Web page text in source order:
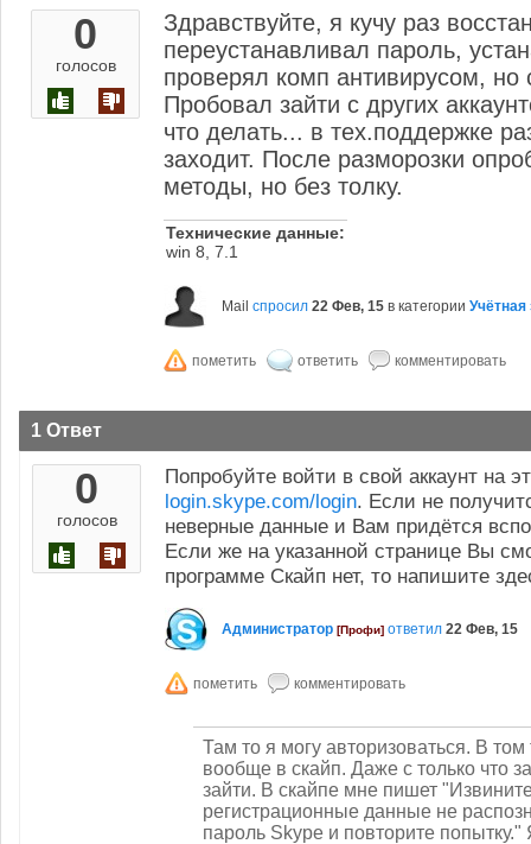
0
голосов
Здравствуйте, я кучу раз
переустанавливал пароль,
проверял комп антивирусом, но
Пробовал зайти с других
что делать... в тех.поддержке
заходит. После разморозки
методы, но без толку.
Технические данные:
win 8, 7.1
Mail спросил 22 Фев, 15 в категории Учётная
1 Ответ
0
голосов
Попробуйте войти в свой аккаунт на
login.skype.com/login. Если не
неверные данные и Вам придётся
Если же на указанной странице Вы
программе Скайп нет, то напишите
Администратор [Профи] ответил 22 Фев, 15
Там то я могу авторизоваться. В
вообще в скайп. Даже с только что
зайти. В скайпе мне пишет
регистрационные данные не
пароль Skype и повторите